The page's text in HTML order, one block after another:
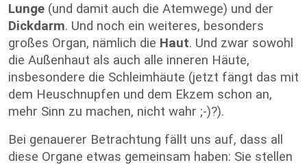
Lunge (und damit auch die Atemwege) und der
Dickdarm. Und noch ein weiteres, besonders
großes Organ, nämlich die Haut. Und zwar sowohl
die Außenhaut als auch alle inneren Häute,
insbesondere die Schleimhäute (jetzt fängt das mit
dem Heuschnupfen und dem Ekzem schon an,
mehr Sinn zu machen, nicht wahr ;-)?).
Bei genauerer Betrachtung fällt uns auf, dass all
diese Organe etwas gemeinsam haben: Sie stellen